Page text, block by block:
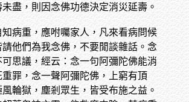
盡，則因念佛功德決定消災延壽。
知病重，應咐囑家人，凡來看病問候
請他們為我念佛，不要閒談雜話。念
思議，經云：念一句阿彌陀佛能消
重罪，念一聲阿彌陀佛，上窮有頂
輪獄，塵剎眾生，皆受布施之益。